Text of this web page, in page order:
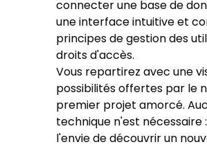
connecter une base de
une interface intuitive et
principes de gestion des
droits d'accès.
Vous repartirez avec une
possibilités offertes par le
premier projet amorcé.
technique n'est nécessaire
l'envie de découvrir un